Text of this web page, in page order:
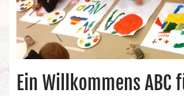
Ein Willkommens ABC